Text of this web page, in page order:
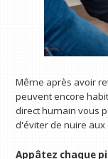
Même après avoir
peuvent encore
direct humain vous
d'éviter de nuire aux
Appâtez chaque